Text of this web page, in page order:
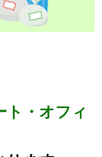
ト・オフィ